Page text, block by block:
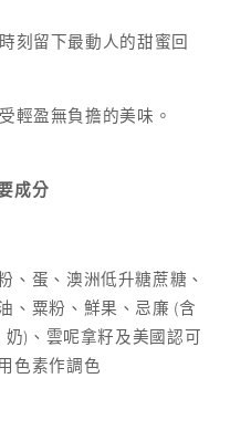
刻留下最動人的甜蜜回
輕盈無負擔的美味。
成分
、蛋、澳洲低升糖蔗糖、
、粟粉、鮮果、忌廉 (含
奶) 、雲呢拿籽及美國認可
色素作調色